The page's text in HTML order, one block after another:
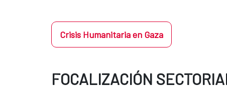
Crisis Humanitaria en Gaza
FOCALIZACIÓN